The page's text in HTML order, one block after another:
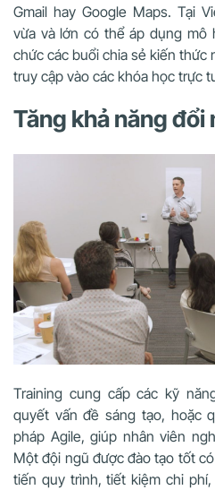
Gmail hay Google Maps. Tại
vừa và lớn có thể áp dụng mô
chức các buổi chia sẻ kiến thức
truy cập vào các khóa học trực
Tăng khả năng đổi
Training cung cấp các kỹ
quyết vấn đề sáng tạo, hoặc
pháp Agile, giúp nhân viên
Một đội ngũ được đào tạo tốt
tiến quy trình, tiết kiệm chi